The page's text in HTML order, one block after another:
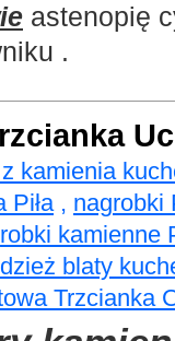
astenopię
.
kamienia
Piła, nagrobki
kamienne
blaty
Trzcianka